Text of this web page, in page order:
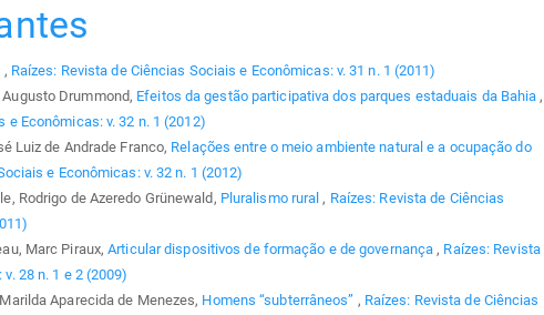
, Raízes: Revista de Ciências Sociais e Econômicas: v. 31 n. 1 (2011)
Drummond, Efeitos da gestão participativa dos parques estaduais da Bahia,
e Econômicas: v. 32 n. 1 (2012)
Luiz de Andrade Franco, Relações entre o meio ambiente natural e a ocupação do
e Econômicas: v. 32 n. 1 (2012)
Rodrigo de Azeredo Grünewald, Pluralismo rural, Raízes: Revista de Ciências
Marc Piraux,Articular dispositivos de formação e de governança, Raízes: Revista
28 n. 1 e 2 (2009)
Aparecida de Menezes, Homens “subterrâneos” , Raízes: Revista de Ciências